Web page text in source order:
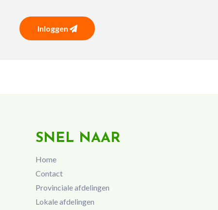
Inloggen
SNEL NAAR
Home
Contact
Provinciale afdelingen
Lokale afdelingen